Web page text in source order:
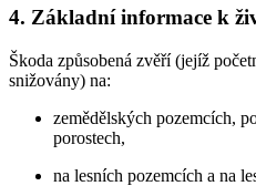
4. Základní informace k
Škoda způsobená zvěří (jejíž
snižovány) na:
zemědělských pozemcích,
porostech,
na lesních pozemcích a na